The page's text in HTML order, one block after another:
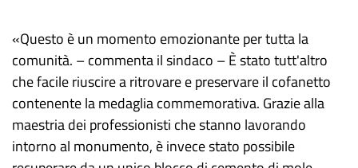
«Questo è un momento emozionante per tutta la
comunità. – commenta il sindaco – È stato tutt'altro
che facile riuscire a ritrovare e preservare il cofanetto
contenente la medaglia commemorativa. Grazie alla
maestria dei professionisti che stanno lavorando
intorno al monumento, è invece stato possibile